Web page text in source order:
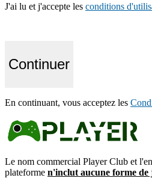
J'ai lu et j'accepte les conditions
Continuer
En continuant, vous acceptez les
Le nom commercial Player Club et
plateforme n'inclut aucune forme de